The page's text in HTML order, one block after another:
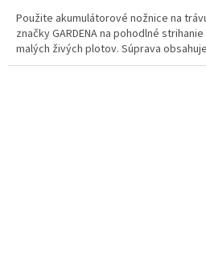
Použite akumulátorové nožnice na
značky GARDENA na pohodlné
malých živých plotov. Súprava